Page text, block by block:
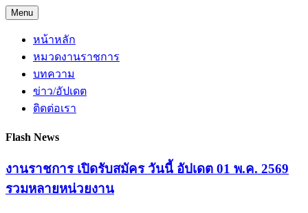
Skip
to
content
Menu
หน้าหลัก
หมวดงานราชการ
บทความ
ข่าว/อัปเดต
ติดต่อเรา
Flash News
งานราชการ เปิดรับสมัคร วันนี้ อัปเดต 01 พ.ค. 2569
รวมหลายหน่วยงาน